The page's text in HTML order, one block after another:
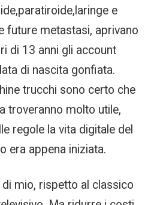
e
future metastasi, aprivano
di 13 anni gli account
di nascita gonfiata.
trucchi sono certo che
troveranno molto utile,
regole la vita digitale del
era appena iniziata.
mio, rispetto al classico